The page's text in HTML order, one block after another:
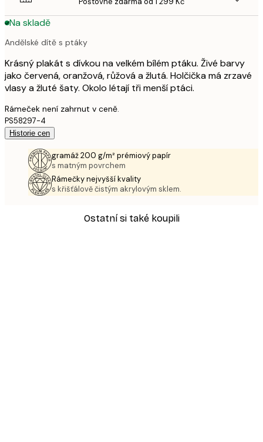
Na skladě
Andělské dítě s ptáky
Krásný plakát s dívkou na velkém bílém ptáku. Živé barvy
jako červená, oranžová, růžová a žlutá. Holčička má zrzavé
vlasy a žluté šaty. Okolo létají tři menší ptáci.
Rámeček není zahrnut v ceně.
PS58297-4
Historie cen
gramáž 200 g/m² prémiový papír
s matným povrchem
Rámečky nejvyšší kvality
s křišťálově čistým akrylovým sklem.
Ostatní si také koupili